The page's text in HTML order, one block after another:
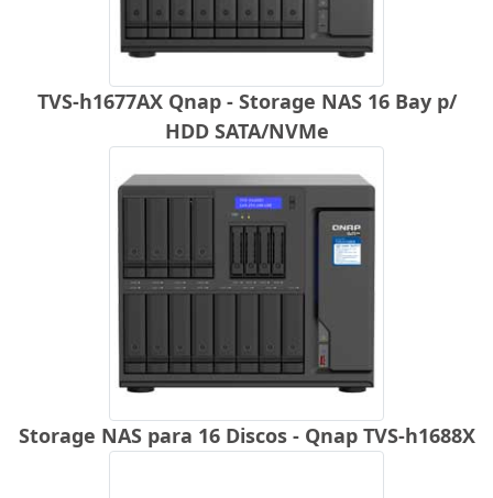
TVS-h1677AX Qnap - Storage NAS 16 Bay p/
HDD SATA/NVMe
Storage NAS para 16 Discos - Qnap TVS-h1688X